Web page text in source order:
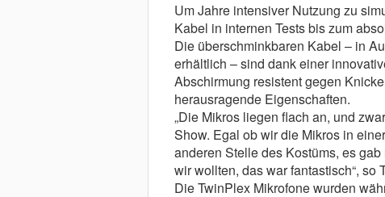
Um Jahre intensiver Nutzung zu
Kabel in internen Tests bis zum
Die überschminkbaren Kabel – in
erhältlich – sind dank einer
Abschirmung resistent gegen
herausragende Eigenschaften.
„Die Mikros liegen flach an, und
Show. Egal ob wir die Mikros in
anderen Stelle des Kostüms, es
wir wollten, das war fantastisch“, so
Die TwinPlex Mikrofone wurden